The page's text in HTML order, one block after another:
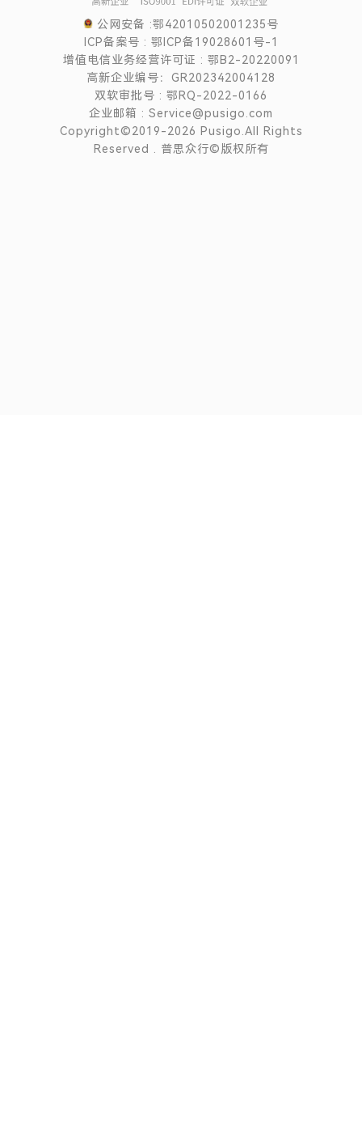
公网安备 :鄂42010502001235号
ICP备案号 : 鄂ICP备19028601号-1
增值电信业务经营许可证 : 鄂B2-20220091
高新企业编号：GR202342004128
双软审批号 : 鄂RQ-2022-0166
企业邮箱 : Service@pusigo.com
Copyright©2019-2026 Pusigo.All Rights
Reserved . 普思众行©版权所有